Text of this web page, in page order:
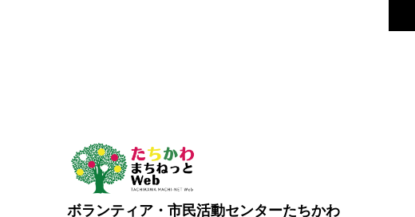
ボランティア・市民活動センターたちかわ